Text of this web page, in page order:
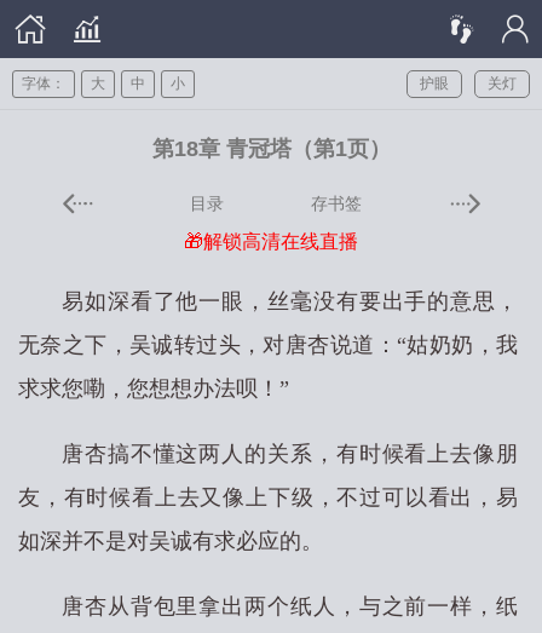
关灯
护眼
字体： 大 中 小
第18章 青冠塔（第1页）
目录 存书签
🎁解锁高清在线直播
易如深看了他一眼，丝毫没有要出手的意思，
无奈之下，吴诚转过头，对唐杏说道：“姑奶奶，我
求求您嘞，您想想办法呗！”
唐杏搞不懂这两人的关系，有时候看上去像朋
友，有时候看上去又像上下级，不过可以看出，易
如深并不是对吴诚有求必应的。
唐杏从背包里拿出两个纸人，与之前一样，纸